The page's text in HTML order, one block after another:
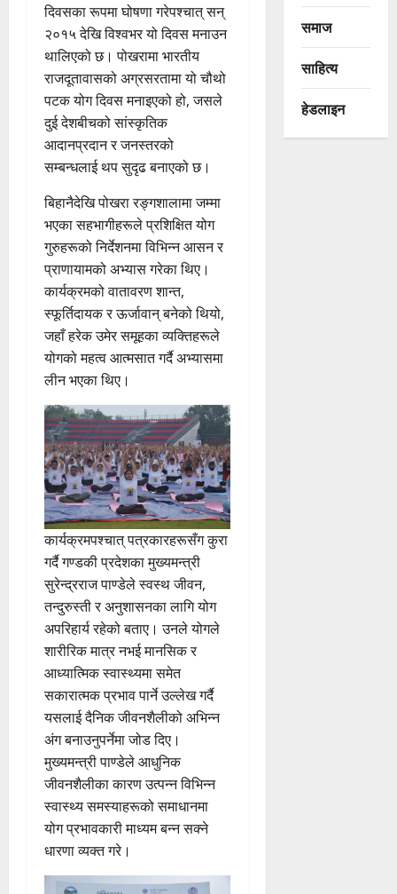
दिवसका रूपमा घोषणा गरेपश्चात् सन्
२०१५ देखि विश्वभर यो दिवस मनाउन
थालिएको छ। पोखरामा भारतीय
राजदूतावासको अग्रसरतामा यो चौथो
पटक योग दिवस मनाइएको हो, जसले
दुई देशबीचको सांस्कृतिक
आदानप्रदान र जनस्तरको
सम्बन्धलाई थप सुदृढ बनाएको छ।
बिहानैदेखि पोखरा रङ्गशालामा जम्मा
भएका सहभागीहरूले प्रशिक्षित योग
गुरुहरूको निर्देशनमा विभिन्न आसन र
प्राणायामको अभ्यास गरेका थिए।
कार्यक्रमको वातावरण शान्त,
स्फूर्तिदायक र ऊर्जावान् बनेको थियो,
जहाँ हरेक उमेर समूहका व्यक्तिहरूले
योगको महत्व आत्मसात गर्दै अभ्यासमा
लीन भएका थिए।
कार्यक्रमपश्चात् पत्रकारहरूसँग कुरा
गर्दै गण्डकी प्रदेशका मुख्यमन्त्री
सुरेन्द्रराज पाण्डेले स्वस्थ जीवन,
तन्दुरुस्ती र अनुशासनका लागि योग
अपरिहार्य रहेको बताए। उनले योगले
शारीरिक मात्र नभई मानसिक र
आध्यात्मिक स्वास्थ्यमा समेत
सकारात्मक प्रभाव पार्ने उल्लेख गर्दै
यसलाई दैनिक जीवनशैलीको अभिन्न
अंग बनाउनुपर्नेमा जोड दिए।
मुख्यमन्त्री पाण्डेले आधुनिक
जीवनशैलीका कारण उत्पन्न विभिन्न
स्वास्थ्य समस्याहरूको समाधानमा
योग प्रभावकारी माध्यम बन्न सक्ने
धारणा व्यक्त गरे।
समाज
साहित्य
हेडलाइन